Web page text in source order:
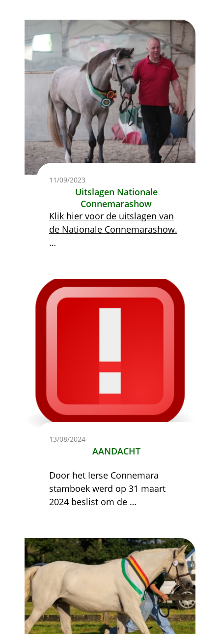
Afbeelding
11/09/2023
Uitslagen Nationale
Connemarashow
Klik hier voor de uitslagen van
de Nationale Connemarashow.
…
Afbeelding
13/08/2024
AANDACHT
Door het Ierse Connemara
stamboek werd op 31 maart
2024 beslist om de …
Afbeelding